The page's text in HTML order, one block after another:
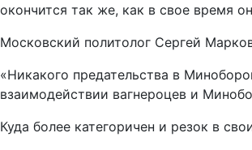
окончится так же, как в свое время
Московский политолог Сергей
«Никакого предательства в
взаимодействии вагнероцев и
Куда более категоричен и резок в